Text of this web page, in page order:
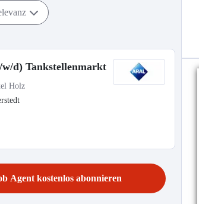
d) Tankstellenmarkt
Holz
Agent kostenlos abonnieren